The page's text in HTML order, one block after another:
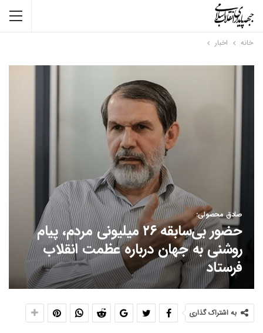
خانه اخبار
صادق محصولی:
حضور بی‌سابقه ۲۶ میلیونی مردم، پیام
روشنی به جهان درباره عظمت انقلاب
فرستاد
به اشتراک گذاری